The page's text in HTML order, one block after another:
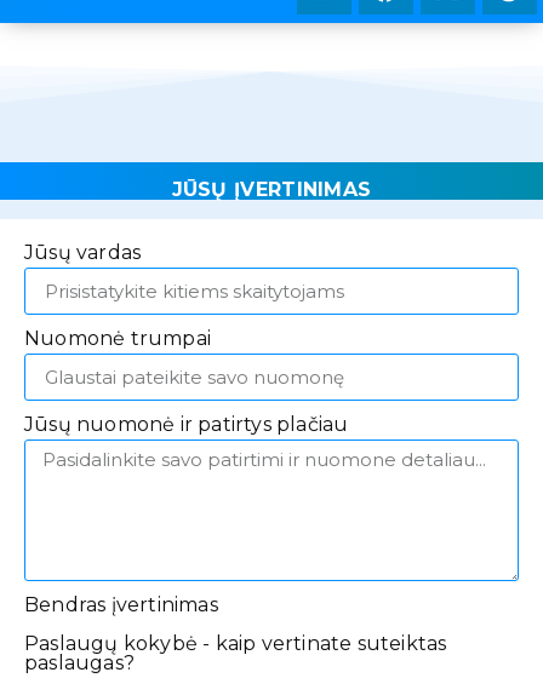
JŪSŲ ĮVERTINIMAS
Jūsų vardas
Nuomonė trumpai
Jūsų nuomonė ir patirtys plačiau
Bendras įvertinimas
Paslaugų kokybė - kaip vertinate suteiktas
paslaugas?